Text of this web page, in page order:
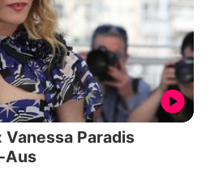
Paradis
Aus